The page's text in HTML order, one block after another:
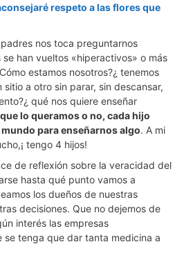
respeto a las flores que
nos toca preguntarnos
han vueltos «hiperactivos» o más
estamos nosotros?¿ tenemos
sitio a otro sin parar, sin descansar,
qué nos quiere enseñar
lo queramos o no, cada hijo
para enseñarnos algo. A mi
tengo 4 hijos!
de reflexión sobre la veracidad del
hasta qué punto vamos a
los dueños de nuestras
decisiones. Que no dejemos de
interés las empresas
se tenga que dar tanta medicina a